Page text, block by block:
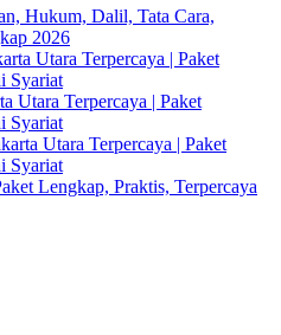
Hukum, Dalil, Tata Cara,
2026
Utara Terpercaya | Paket
Syariat
Utara Terpercaya | Paket
Syariat
Utara Terpercaya | Paket
Syariat
Lengkap, Praktis, Terpercaya